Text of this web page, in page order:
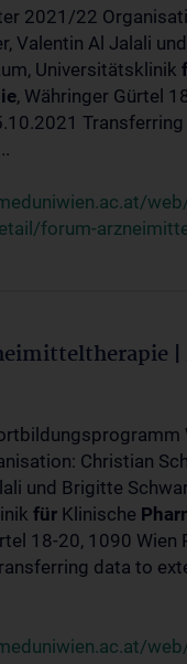
2021/22
Valentin Al Jalali
Universitätsklinik
, Währinger Gürtel
Transferring
forum-
|
Christian
und Brigitte
für Klinische
18-20, 1090 Wien
data to